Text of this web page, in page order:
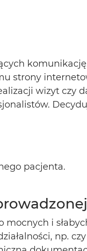
strony
wizyt czy
pacjenta.
i
np.